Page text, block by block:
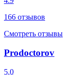
166 отзывов
Смотреть отзывы
Prodoctorov
5.0